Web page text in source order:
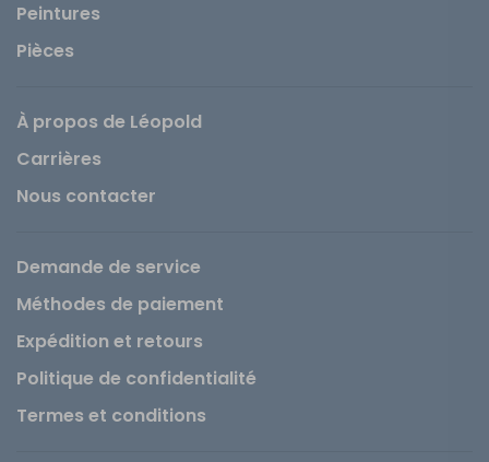
Peintures
Pièces
À propos de Léopold
Carrières
Nous contacter
Demande de service
Méthodes de paiement
Expédition et retours
Politique de confidentialité
Termes et conditions